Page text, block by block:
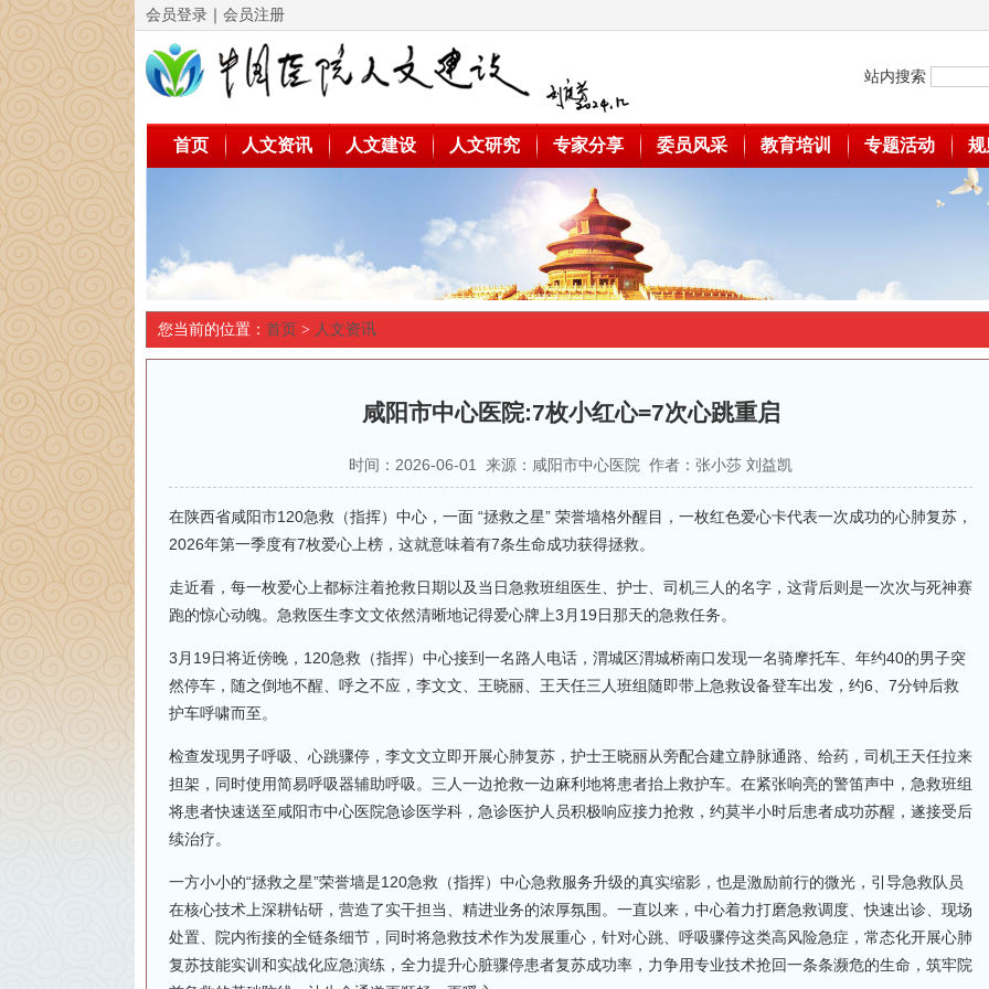
会员登录 ｜ 会员注册
站内搜索
首页 人文资讯 人文建设 人文研究 专家分享 委员风采 教育培训 专题活动 规
您当前的位置： 首页 > 人文资讯
咸阳市中心医院:7枚小红心=7次心跳重启
时间：2026-06-01 来源：咸阳市中心医院 作者：张小莎 刘益凯
在陕西省咸阳市120急救（指挥）中心，一面 “拯救之星” 荣誉墙格外醒目，一枚红色爱心卡代表一次成功的心肺复苏，
2026年第一季度有7枚爱心上榜，这就意味着有7条生命成功获得拯救。
走近看，每一枚爱心上都标注着抢救日期以及当日急救班组医生、护士、司机三人的名字，这背后则是一次次与死神赛
跑的惊心动魄。急救医生李文文依然清晰地记得爱心牌上3月19日那天的急救任务。
3月19日将近傍晚，120急救（指挥）中心接到一名路人电话，渭城区渭城桥南口发现一名骑摩托车、年约40的男子突
然停车，随之倒地不醒、呼之不应，李文文、王晓丽、王天任三人班组随即带上急救设备登车出发，约6、7分钟后救
护车呼啸而至。
检查发现男子呼吸、心跳骤停，李文文立即开展心肺复苏，护士王晓丽从旁配合建立静脉通路、给药，司机王天任拉来
担架，同时使用简易呼吸器辅助呼吸。三人一边抢救一边麻利地将患者抬上救护车。在紧张响亮的警笛声中，急救班组
将患者快速送至咸阳市中心医院急诊医学科，急诊医护人员积极响应接力抢救，约莫半小时后患者成功苏醒，遂接受后
续治疗。
一方小小的“拯救之星”荣誉墙是120急救（指挥）中心急救服务升级的真实缩影，也是激励前行的微光，引导急救队员
在核心技术上深耕钻研，营造了实干担当、精进业务的浓厚氛围。一直以来，中心着力打磨急救调度、快速出诊、现场
处置、院内衔接的全链条细节，同时将急救技术作为发展重心，针对心跳、呼吸骤停这类高风险急症，常态化开展心肺
复苏技能实训和实战化应急演练，全力提升心脏骤停患者复苏成功率，力争用专业技术抢回一条条濒危的生命，筑牢院